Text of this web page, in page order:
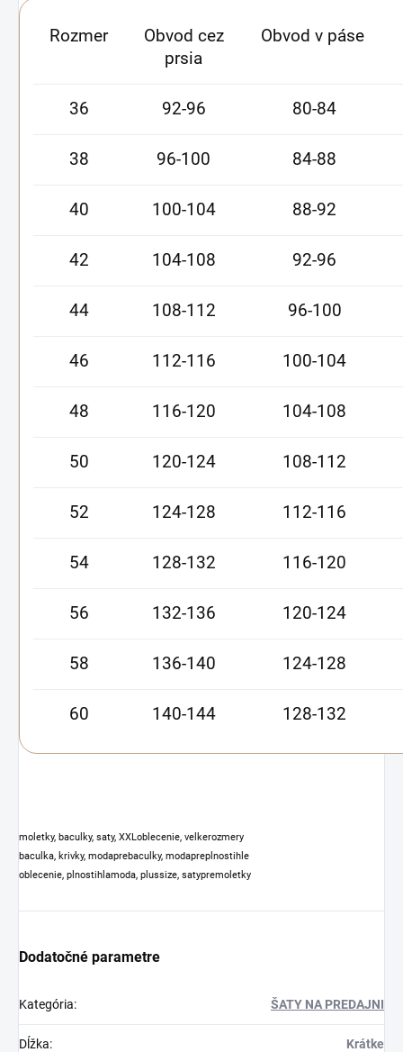
Rozmer
Obvod cez
prsia
Obvod v páse
36 92-96 80-84
38 96-100 84-88
40 100-104 88-92
42 104-108 92-96
44 108-112 96-100
46 112-116 100-104
48 116-120 104-108
50 120-124 108-112
52 124-128 112-116
54 128-132 116-120
56 132-136 120-124
58 136-140 124-128
60 140-144 128-132
moletky, baculky, saty, XXLoblecenie, velkerozmery
baculka, krivky, modaprebaculky, modapreplnostihle
oblecenie, plnostihlamoda, plussize, satypremoletky
Dodatočné parametre
Kategória: ŠATY NA PREDAJNI
Dĺžka: Krátke